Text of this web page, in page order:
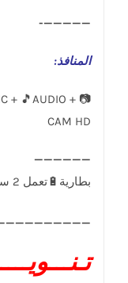
—————-
المنافذ:
+ 🎵AUDIO + 📷
CAM HD